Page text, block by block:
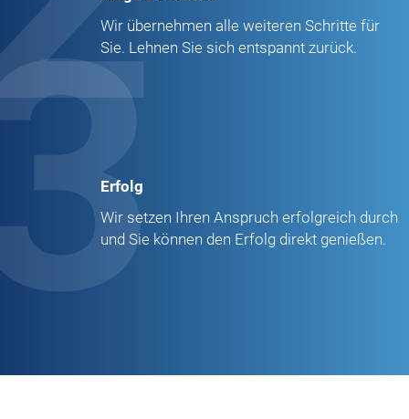
Wir übernehmen alle weiteren Schritte für
Sie. Lehnen Sie sich entspannt zurück.
Erfolg
Wir setzen Ihren Anspruch erfolgreich durch
und Sie können den Erfolg direkt genießen.